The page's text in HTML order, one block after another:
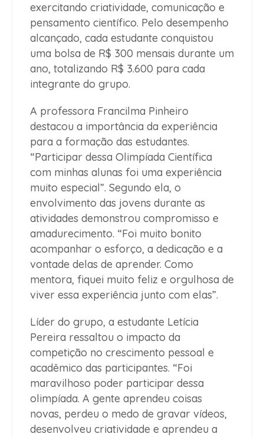
exercitando criatividade, comunicação e
pensamento científico. Pelo desempenho
alcançado, cada estudante conquistou
uma bolsa de R$ 300 mensais durante um
ano, totalizando R$ 3.600 para cada
integrante do grupo.
A professora Francilma Pinheiro
destacou a importância da experiência
para a formação das estudantes.
“Participar dessa Olimpíada Científica
com minhas alunas foi uma experiência
muito especial”. Segundo ela, o
envolvimento das jovens durante as
atividades demonstrou compromisso e
amadurecimento. “Foi muito bonito
acompanhar o esforço, a dedicação e a
vontade delas de aprender. Como
mentora, fiquei muito feliz e orgulhosa de
viver essa experiência junto com elas”.
Líder do grupo, a estudante Letícia
Pereira ressaltou o impacto da
competição no crescimento pessoal e
acadêmico das participantes. “Foi
maravilhoso poder participar dessa
olimpíada. A gente aprendeu coisas
novas, perdeu o medo de gravar vídeos,
desenvolveu criatividade e aprendeu a